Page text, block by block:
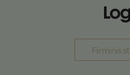
Firminis